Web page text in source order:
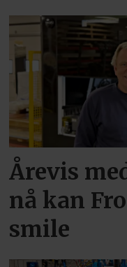
Årevis
nå kan
smile